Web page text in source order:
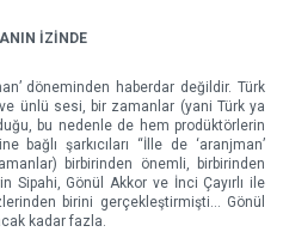
İZİNDE
döneminden haberdar değildir. Türk
ünlü sesi, bir zamanlar (yani Türk ya
bu nedenle de hem prodüktörlerin
bağlı şarkıcıları “İlle de ‘aranjman’
birbirinden önemli, birbirinden
Sipahi, Gönül Akkor ve İnci Çayırlı ile
birini gerçekleştirmişti… Gönül
kadar fazla.